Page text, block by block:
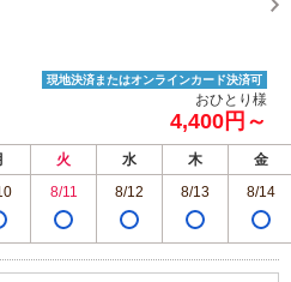
現地決済またはオンラインカード決済可
おひとり様
4,400円～
火 水 木
金
8/11 8/12 8/13 8/14